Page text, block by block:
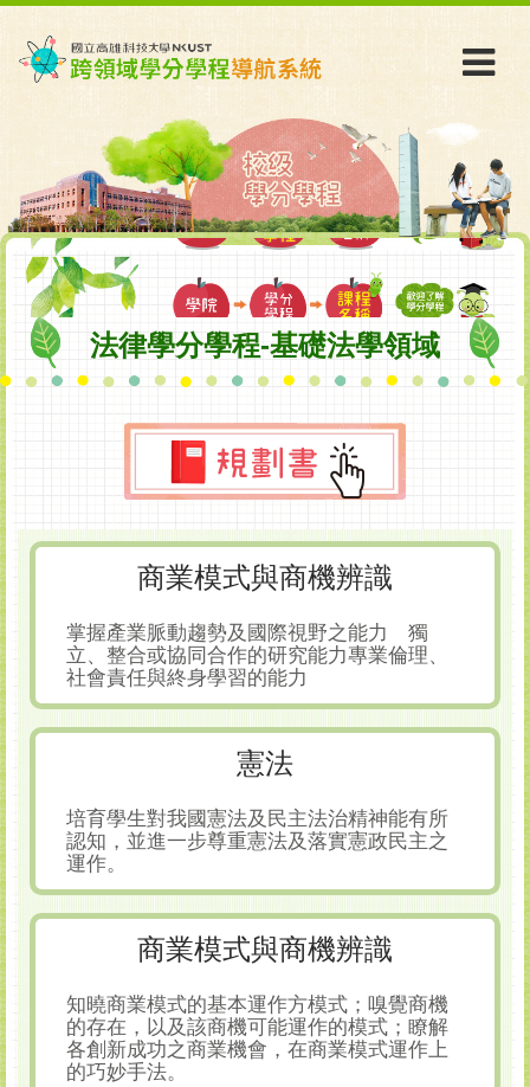
法律學分學程-基礎法學領域
商業模式與商機辨識
掌握產業脈動趨勢及國際視野之能力 獨
立、整合或協同合作的研究能力專業倫理、
社會責任與終身學習的能力
憲法
培育學生對我國憲法及民主法治精神能有所
認知，並進一步尊重憲法及落實憲政民主之
運作。
商業模式與商機辨識
知曉商業模式的基本運作方模式；嗅覺商機
的存在，以及該商機可能運作的模式；瞭解
各創新成功之商業機會，在商業模式運作上
的巧妙手法。